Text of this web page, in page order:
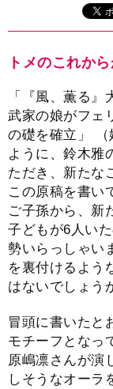
トメのこれか
「『風、薫る』
武家の娘がフェ
の礎を確立」
ように、鈴木雅
ただき、新たな
この原稿を書い
ご子孫から、新
子どもが6人い
勢いらっしゃい
を裏付けるよう
はないでしょう
冒頭に書いたと
モチーフとなっ
原嶋凛さんが演
しそうなオーラ